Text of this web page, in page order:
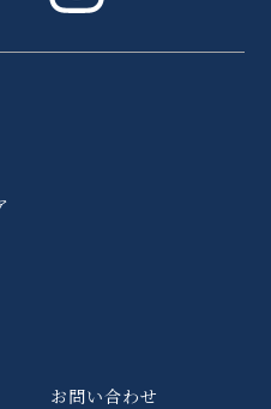
ブランシエラ熊本中
ップ」のホームペー
お問い合わせ